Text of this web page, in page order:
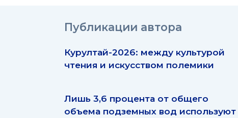
Публикации автора
Курултай-2026: между культурой
чтения и искусством полемики
Лишь 3,6 процента от общего
объема подземных вод используют